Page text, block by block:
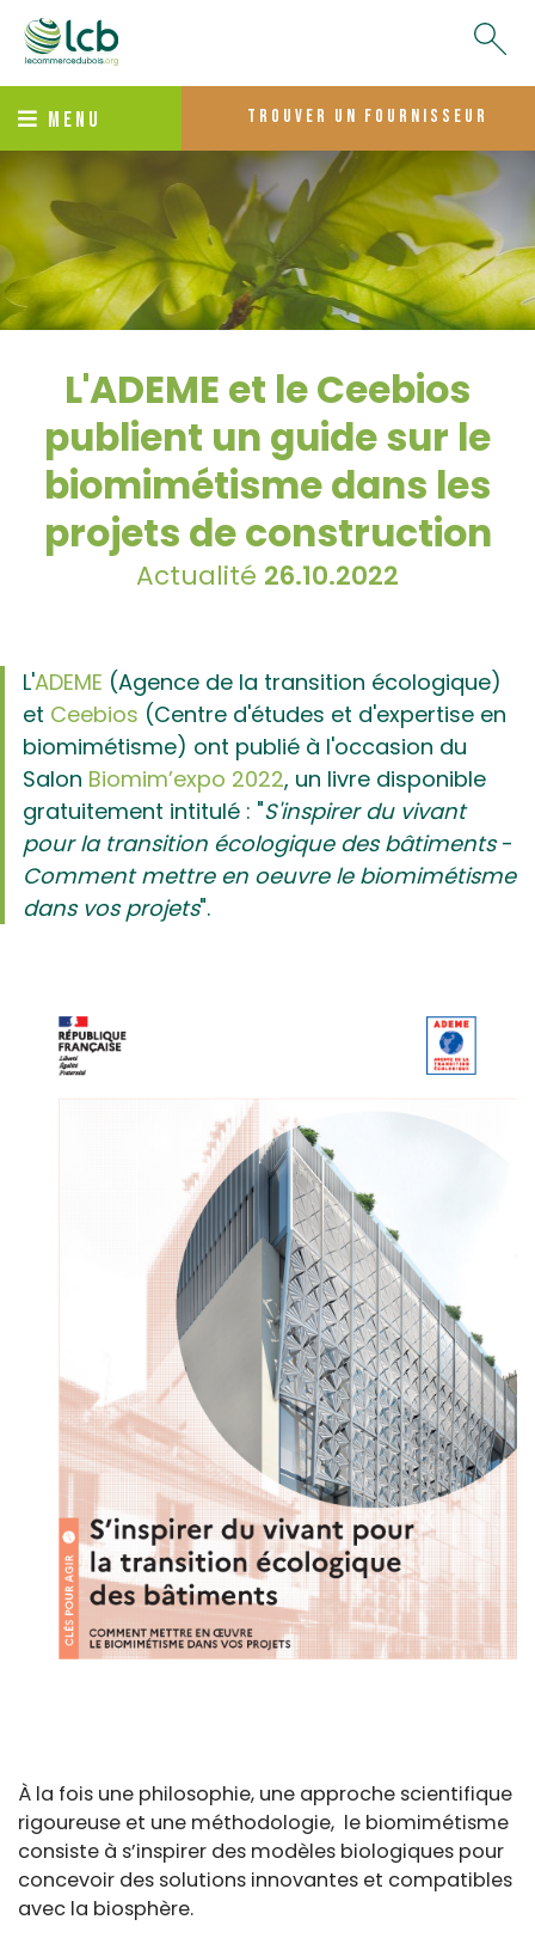
MENU trouver un fournisseur
L'ADEME et le Ceebios
publient un guide sur le
biomimétisme dans les
projets de construction
Actualité 26.10.2022
L'ADEME (Agence de la transition écologique)
et Ceebios (Centre d'études et d'expertise en
biomimétisme) ont publié à l'occasion du
Salon Biomim’expo 2022, un livre disponible
gratuitement intitulé : "S'inspirer du vivant
pour la transition écologique des bâtiments-
Comment mettre en oeuvre le biomimétisme
dans vos projets".
À la fois une philosophie, une approche scientifique
rigoureuse et une méthodologie, le biomimétisme
consiste à s’inspirer des modèles biologiques pour
concevoir des solutions innovantes et compatibles
avec la biosphère.